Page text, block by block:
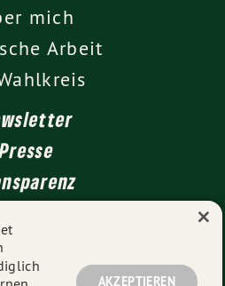
mich
Arbeit
Presse
AKZEPTIEREN
×